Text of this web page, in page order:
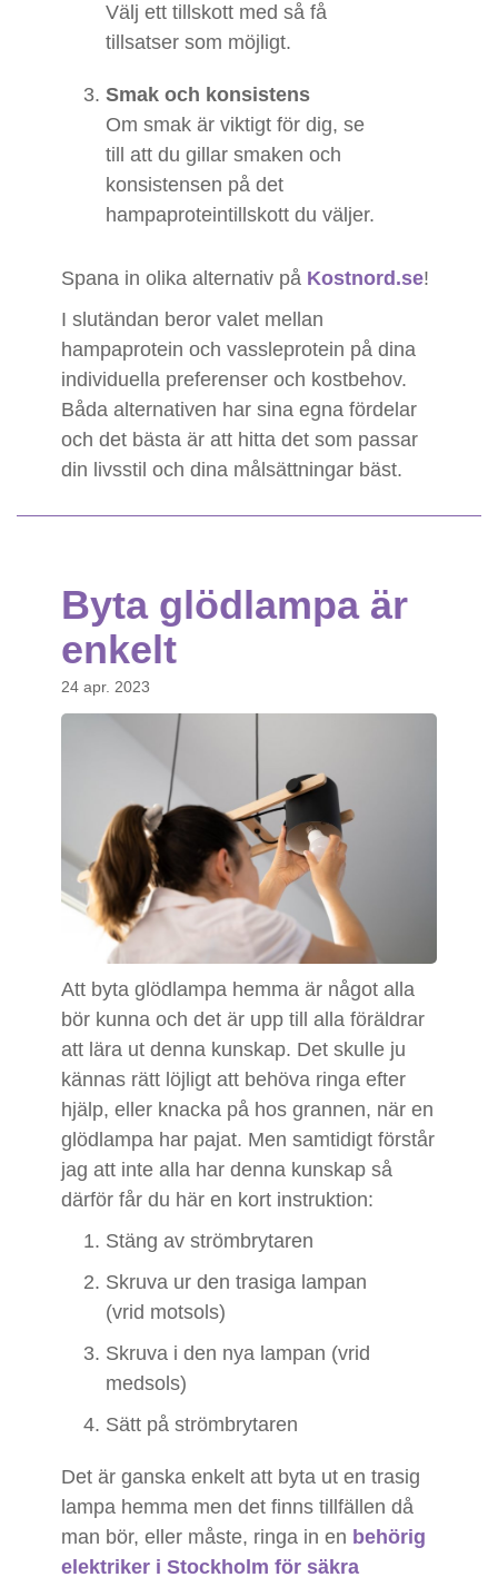
Välj ett tillskott med så få
tillsatser som möjligt.
Smak och konsistens
Om smak är viktigt för dig, se
till att du gillar smaken och
konsistensen på det
hampaproteintillskott du väljer.
Spana in olika alternativ på Kostnord.se!
I slutändan beror valet mellan
hampaprotein och vassleprotein på dina
individuella preferenser och kostbehov.
Båda alternativen har sina egna fördelar
och det bästa är att hitta det som passar
din livsstil och dina målsättningar bäst.
Byta glödlampa är
enkelt
24 apr. 2023
Att byta glödlampa hemma är något alla
bör kunna och det är upp till alla föräldrar
att lära ut denna kunskap. Det skulle ju
kännas rätt löjligt att behöva ringa efter
hjälp, eller knacka på hos grannen, när en
glödlampa har pajat. Men samtidigt förstår
jag att inte alla har denna kunskap så
därför får du här en kort instruktion:
Stäng av strömbrytaren
Skruva ur den trasiga lampan
(vrid motsols)
Skruva i den nya lampan (vrid
medsols)
Sätt på strömbrytaren
Det är ganska enkelt att byta ut en trasig
lampa hemma men det finns tillfällen då
man bör, eller måste, ringa in en behörig
elektriker i Stockholm för säkra